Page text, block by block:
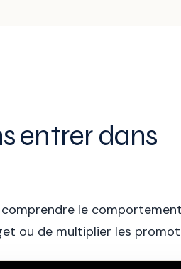
entrer dans
le
ou de multiplier les